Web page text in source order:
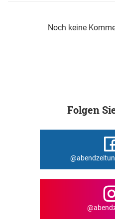
Noch keine
Folgen